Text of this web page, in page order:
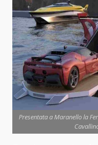
Presentata a Maranello la